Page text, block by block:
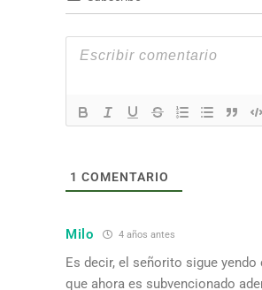
1 COMENTARIO
Milo 4 años antes
Es decir, el señorito sigue
que ahora es subvencionado